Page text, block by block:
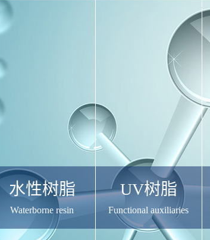
水性树脂
Waterborne resin
UV树脂
Functional auxiliaries